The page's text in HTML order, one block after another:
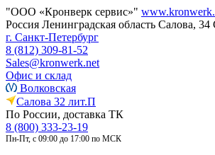
"ООО «Кронверк сервис»"
Россия Ленинградская область Салова, 34
г. Санкт-Петербург
8 (812) 309-81-52
Sales@kronwerk.net
Офис и склад
Волковская
Салова 32 лит.П
По России, доставка ТК
8 (800) 333-23-19
Пн-Пт, с 09:00 до 17:00 по МСК